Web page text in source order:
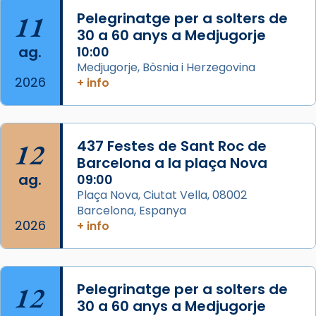
concelebrat el bisbe auxiliar de Barcelona,
Mons. David Abadías.
📸 Dr. G. Simón
Photo
View on Facebook · Share
Arquebisbat de Barcelona
2 weeks ago
Memòria de les santes Juliana i
Semproniana, verges i màrtirs.
Acompanyant la història de sant Cugat, a
partir de l’Edat Mitjana sorgeix la tradició
que les santes Juliana (“relatiu a Júlia”) i
Semproniana (“relatiu a Semprònia =
eterna”) són deixebles seves. I l’any 1667, el
11
ag.
2026
Pelegrinatge per a solters de
30 a 60 anys a Medjugorje
10:00
Medjugorje, Bòsnia i Herzegovina
+ info
12
ag.
2026
437 Festes de Sant Roc de
Barcelona a la plaça Nova
09:00
Plaça Nova, Ciutat Vella, 08002
Barcelona, Espanya
+ info
12
Pelegrinatge per a solters de
30 a 60 anys a Medjugorje